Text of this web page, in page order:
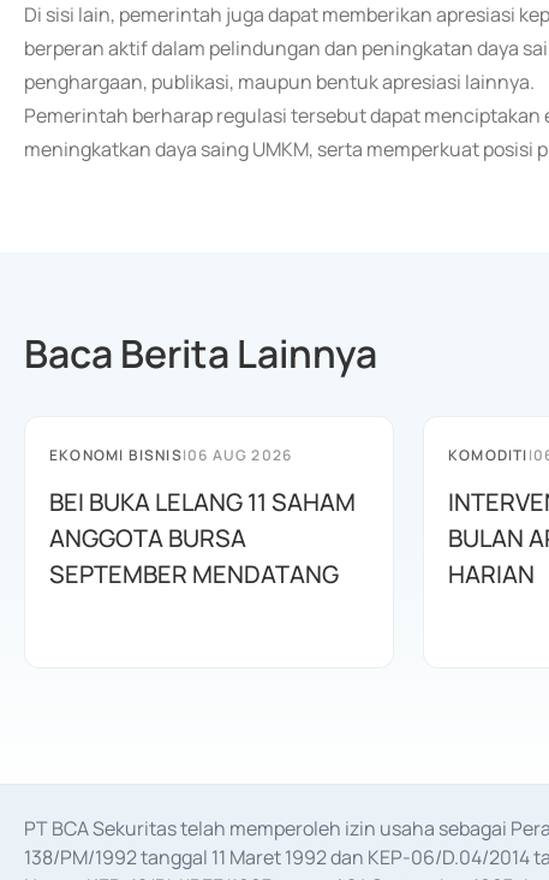
Di sisi lain, pemerintah juga dapat memberikan apresiasi
berperan aktif dalam pelindungan dan peningkatan daya
penghargaan, publikasi, maupun bentuk apresiasi lainnya.
Pemerintah berharap regulasi tersebut dapat
meningkatkan daya saing UMKM, serta memperkuat
Baca Berita Lainnya
EKONOMI BISNIS|06 AUG 2026
BEI BUKA LELANG 11 SAHAM
ANGGOTA BURSA
SEPTEMBER MENDATANG
KOMODITI|
BULAN
HARIAN
PT BCA Sekuritas telah memperoleh izin usaha sebagai
138/PM/1992 tanggal 11 Maret 1992 dan KEP-06/D.04/